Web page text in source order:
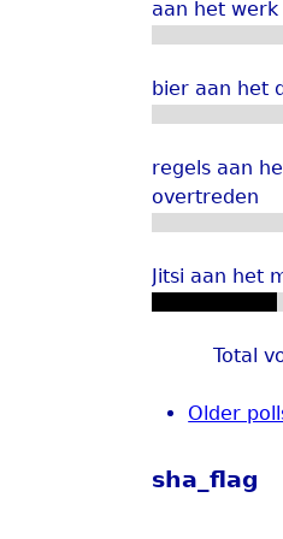
aan het werk
bier aan het
regels aan
overtreden
Jitsi aan het
Total
Older
sha_flag